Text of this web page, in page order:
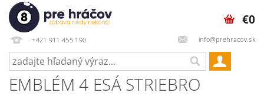
+421 911 455 190 info@prehracov.sk
€0
EMBLÉM 4 ESÁ STRIEBRO